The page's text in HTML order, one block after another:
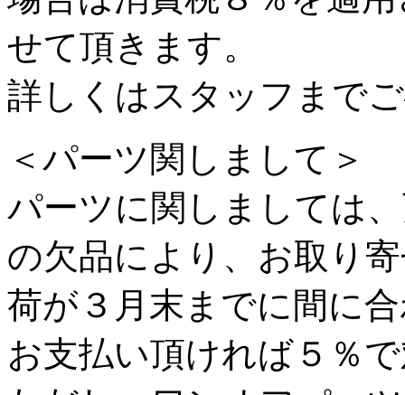
せて頂きます。
詳しくはスタッフまで
＜パーツ関しまして＞
パーツに関しましては
の欠品により、お取り
荷が３月末までに間に
お支払い頂ければ５％